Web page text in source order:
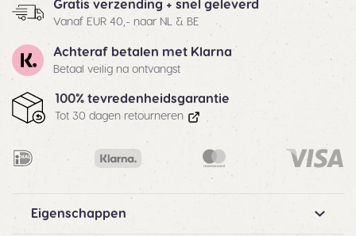
Gratis verzending + snel geleverd
Vanaf EUR 40,- naar NL & BE
Achteraf betalen met Klarna
Betaal veilig na ontvangst
100% tevredenheidsgarantie
Tot 30 dagen retourneren
Eigenschappen